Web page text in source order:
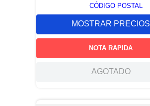
CÓDIGO POSTAL
MOSTRAR PRECIOS
NOTA RAPIDA
AGOTADO